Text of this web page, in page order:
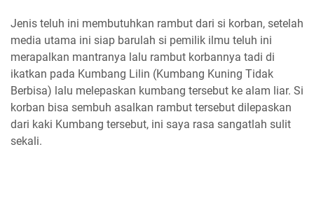
Jenis teluh ini membutuhkan rambut dari si korban, setelah
media utama ini siap barulah si pemilik ilmu teluh ini
merapalkan mantranya lalu rambut korbannya tadi di
ikatkan pada Kumbang Lilin (Kumbang Kuning Tidak
Berbisa) lalu melepaskan kumbang tersebut ke alam liar. Si
korban bisa sembuh asalkan rambut tersebut dilepaskan
dari kaki Kumbang tersebut, ini saya rasa sangatlah sulit
sekali.